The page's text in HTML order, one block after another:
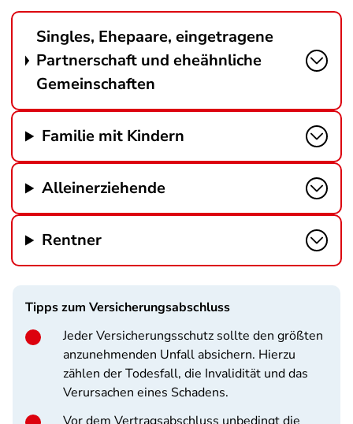
Singles, Ehepaare, eingetragene
Partnerschaft und eheähnliche
Gemeinschaften
Familie mit Kindern
Alleinerziehende
Rentner
Tipps zum Versicherungsabschluss
Jeder Versicherungsschutz sollte den größten
anzunehmenden Unfall absichern. Hierzu
zählen der Todesfall, die Invalidität und das
Verursachen eines Schadens.